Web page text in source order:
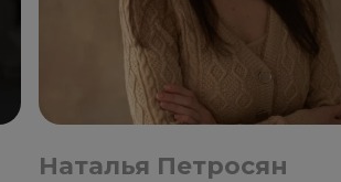
Наталья Петросян